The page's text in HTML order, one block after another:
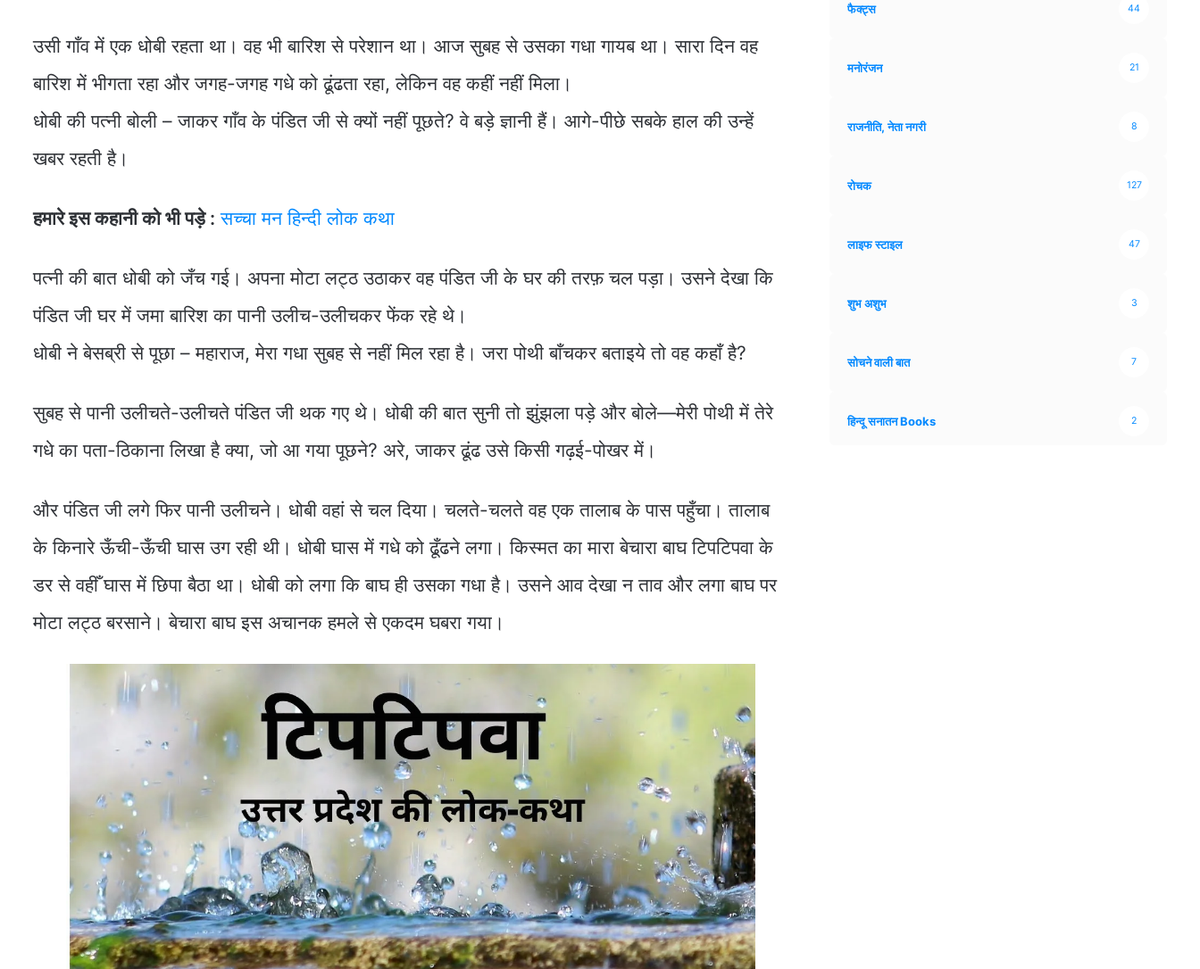
उसी गाँव में एक धोबी रहता था। वह भी बारिश से परेशान था। आज सुबह से उसका गधा गायब था। सारा दिन वह
बारिश में भीगता रहा और जगह-जगह गधे को ढूंढता रहा, लेकिन वह कहीं नहीं मिला।
धोबी की पत्नी बोली – जाकर गाँव के पंडित जी से क्यों नहीं पूछते? वे बड़े ज्ञानी हैं। आगे-पीछे सबके हाल की उन्हें
खबर रहती है।
हमारे इस कहानी को भी पड़े : सच्चा मन हिन्दी लोक कथा
पत्नी की बात धोबी को जँच गई। अपना मोटा लट्ठ उठाकर वह पंडित जी के घर की तरफ़ चल पड़ा। उसने देखा कि
पंडित जी घर में जमा बारिश का पानी उलीच-उलीचकर फेंक रहे थे।
धोबी ने बेसब्री से पूछा – महाराज, मेरा गधा सुबह से नहीं मिल रहा है। जरा पोथी बाँचकर बताइये तो वह कहाँ है?
सुबह से पानी उलीचते-उलीचते पंडित जी थक गए थे। धोबी की बात सुनी तो झुंझला पड़े और बोले—मेरी पोथी में तेरे
गधे का पता-ठिकाना लिखा है क्या, जो आ गया पूछने? अरे, जाकर ढूंढ उसे किसी गढ़ई-पोखर में।
और पंडित जी लगे फिर पानी उलीचने। धोबी वहां से चल दिया। चलते-चलते वह एक तालाब के पास पहुँचा। तालाब
के किनारे ऊँची-ऊँची घास उग रही थी। धोबी घास में गधे को ढूँढने लगा। किस्मत का मारा बेचारा बाघ टिपटिपवा के
डर से वहीँ घास में छिपा बैठा था। धोबी को लगा कि बाघ ही उसका गधा है। उसने आव देखा न ताव और लगा बाघ पर
मोटा लट्ठ बरसाने। बेचारा बाघ इस अचानक हमले से एकदम घबरा गया।
फैक्ट्स 44
मनोरंजन 21
राजनीति, नेता नगरी 8
रोचक 127
लाइफ स्टाइल 47
शुभ अशुभ 3
सोचने वाली बात 7
हिन्दू सनातन Books 2